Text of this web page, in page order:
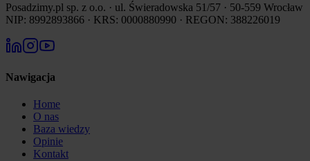
Posadzimy.pl sp. z o.o. · ul. Świeradowska 51/57 · 50-559 Wrocław
NIP: 8992893866 · KRS: 0000880990 · REGON: 388226019
Nawigacja
Home
O nas
Baza wiedzy
Opinie
Kontakt